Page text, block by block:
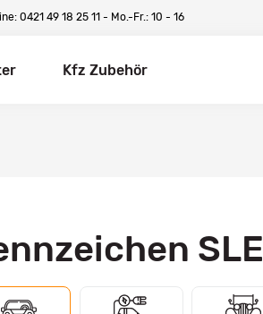
0421 49 18 25 11 - Mo.-Fr.: 10 - 16
Kfz Zubehör
SLE